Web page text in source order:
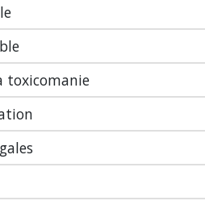
toxicomanie